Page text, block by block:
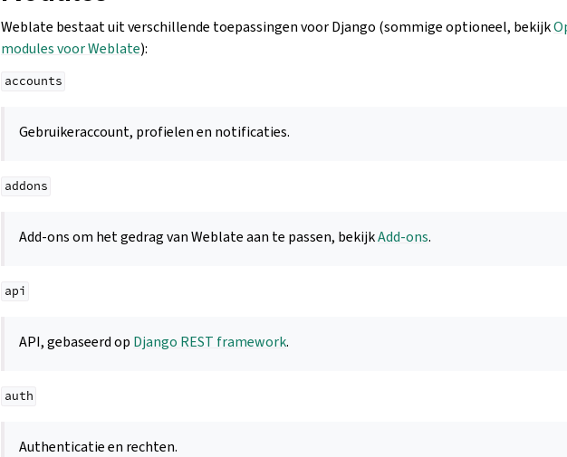
Weblate bestaat uit verschillende toepassingen voor Django (sommige optioneel, bekijk
modules voor Weblate):
accounts
Gebruikeraccount, profielen en notificaties.
addons
Add-ons om het gedrag van Weblate aan te passen, bekijkAdd-ons.
api
API, gebaseerd op Django REST framework.
auth
Authenticatie en rechten.